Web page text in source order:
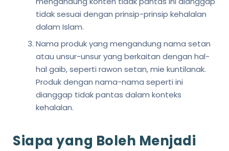
tidak sesuai dengan prinsip-prinsip kehalalan
dalam Islam.
Nama produk yang mengandung nama setan
atau unsur-unsur yang berkaitan dengan hal-
hal gaib, seperti rawon setan, mie kuntilanak.
Produk dengan nama-nama seperti ini
dianggap tidak pantas dalam konteks
kehalalan.
Siapa yang Boleh Menjadi